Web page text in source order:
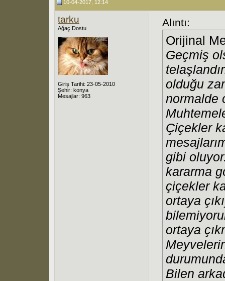
10-04-2017, 12:14
tarku
Ağaç Dostu
Giriş Tarihi: 23-05-2010
Şehir: konya
Mesajlar: 963
Alıntı:
Orijinal
Geçmiş
olduğu
normalde
Çiçekler
gibi
kararma
çiçekler
ortaya
ortaya
Bilen